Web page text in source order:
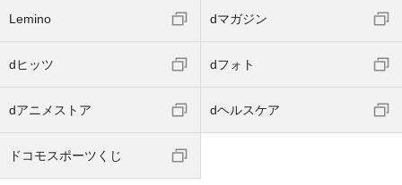
Lemino dマガジン
dヒッツ dフォト
dアニメストア dヘルスケア
ドコモスポーツくじ